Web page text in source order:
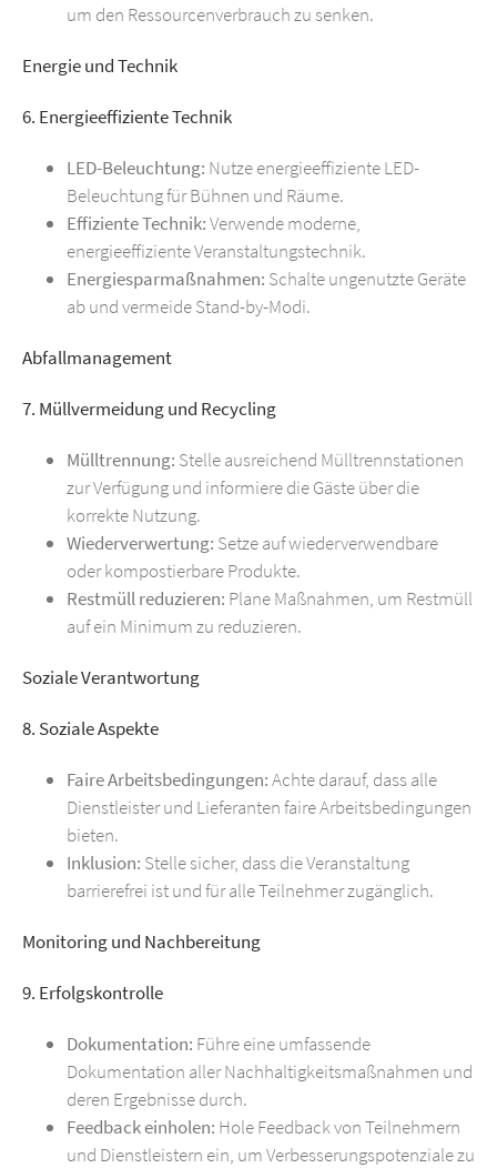
um den Ressourcenverbrauch zu senken.
Energie und Technik
6. Energieeffiziente Technik
LED-Beleuchtung: Nutze energieeffiziente LED-
Beleuchtung für Bühnen und Räume.
Effiziente Technik:Verwende moderne,
energieeffiziente Veranstaltungstechnik.
Energiesparmaßnahmen: Schalte ungenutzte Geräte
ab und vermeide Stand-by-Modi.
Abfallmanagement
7. Müllvermeidung und Recycling
Mülltrennung: Stelle ausreichend Mülltrennstationen
zur Verfügung und informiere die Gäste über die
korrekte Nutzung.
Wiederverwertung: Setze auf wiederverwendbare
oder kompostierbare Produkte.
Restmüll reduzieren: Plane Maßnahmen, um Restmüll
auf ein Minimum zu reduzieren.
Soziale Verantwortung
8. Soziale Aspekte
Faire Arbeitsbedingungen:Achte darauf, dass alle
Dienstleister und Lieferanten faire Arbeitsbedingungen
bieten.
Inklusion: Stelle sicher, dass die Veranstaltung
barrierefrei ist und für alle Teilnehmer zugänglich.
Monitoring und Nachbereitung
9. Erfolgskontrolle
Dokumentation: Führe eine umfassende
Dokumentation aller Nachhaltigkeitsmaßnahmen und
deren Ergebnisse durch.
Feedback einholen: Hole Feedback von Teilnehmern
und Dienstleistern ein, um Verbesserungspotenziale zu